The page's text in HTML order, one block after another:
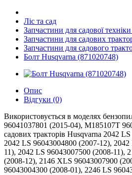
Ліс та сад
Запчастини для садової
Запчастини для садових
Запчастини для садового
Болт Husqvarna (871020748)
Опис
Відгуки (0)
Використовується в моделях бензопил McCulloch M185-107T 96041037801 (2015-04), M185107T 96051006600 (2012-11), садових тракторів Husqvarna 2042 LS 96043004200 (2008-01), 2042 LS 96043004800 (2007-12), 2042 LS 96043006200 (2008-11), 2042 LS 96043007500 (2008-11), 2146 XLS 96043006700 (2008-12), 2146 XLS 96043007900 (2008-12), 2246 LS 96043004300 (2008-01), 2246 LS 96043006300 (2008-11), 2246 LS 96043007600 (2008-12), 2346 XLS 96043004500 (2007-12), 2348 LS 96043004400 (2008-01), 2348 LS 96043004400 (2008-09), 2348 LS 96043004900 (2008-03), 2348 LS 96043006400 (2008-11), 2348 LS 96043007700 (2008-11), 2354 GXLS 96043006800 (2009-01), 2748 GLS 96043004600 (2008-01), 2748 GLS 96043005000 (2008-03), 2748 GLS 96043006500 (2008-12), 2748 GLS 96043007800 (2008-12), 2754 GLS 96043004700 (2011-09), 2754 GLS 96043006600 (2008-12), 2754 GLS 96043006600 (2009-04), CT126 96041007700 (2009-01), CT126 96041007701 (2010-01), CT126 96041008500 (2009-01), CT126 96041008501 (2010-01), CT126 96051000700 (2010-10), CT126 96051000701 (2010-11), CT126 96051000702 (2011-04), CT126 96051000703 (2011-07), CT126 96051000704 (2012-08), CT126 96051000705 (2013-05), CT126 96051000706 (2013-10), CT126 96051001300 (2010-11), CT126 96051001301 (2011-07), CT126 96051001302 (2012-08), CT126 96051001303 (2013-04), CT153 96051000100 (2010-11), CT153 96051000101 (2010-12), CT153 96051001500 (2011-03), CT153 96051001501 (2011-03), CT154 96051002500 (2011-12), CT154 96051002501 (2012-08), CT154 96051002600 (2012-01), CT154 96051002601 (2012-08), CT154 96051008500 (2013-10), CT154 96051010400 (2013-10), CTH126 96041007800 (2009-01), CTH126 96041008600 (2009-01), CTH126 96041014900 (2010-01), CTH126 96041015100 (2010-01), CTH126 96051000800 (2010-11), CTH126 96051000801 (2011-07), CTH126 96051000802 (2012-08), CTH126 96051000803 (2013-05), CTH126 96051001400 (2010-11), CTH126 96051001401 (2011-07), CTH126 96051001402 (2012-08), CTH126 96051001403 (2013-05), CTH163 T 96051000300 (2011-03), CTH163 T 96051001700 (2011-05), CTH164 T 96051003100 (2011-11), CTH164 T 96051003200 (2011-11), CTH164 T 96051007500 (2012-12), CTH164 T 96051009400 (2013-06), CTH164 T 96051010700 (2013-07), CTH164T 96051007400 (2012-11), CTH173 96051000200 (2011-01), CTH173 96051000201 (2011-01), CTH173 96051001600 (2011-01), CTH173 96051001601 (2011-01), CTH174 96051002700 (2011-12), CTH174 96051002701 (2012-05), CTH174 96051002801 (2012-06), CTH174 96051009200 (2013-10), CTH174 96051010500 (2013-10), CTH184 T 96051003300 (2012-01), CTH184 T 96051003400 (2012-01), CTH184 T 96051007600 (2012-11), CTH184 T 96051007700 (2012-11), CTH184 T 96051009500 (2013-06), CTH184 T 96051010800 (2013-06), CTH194 96051002900 (2011-12), CTH194 96051002901 (2012-02), CTH194 96051002902 (2012-07), CTH194 96051003000 (2012-01), CTH194 96051003001 (2012-05), CTH194 96051009300 (2013-10), CTH194 96051010600 (2013-10), CTH19530 96051005500 (2012-04), CTH19530 96051011900 (2013-05), CTH19530 96051011901 (2014-05), CTH204 T 96051005400 (2012-02), CTH2138 R 96051005600 (2012-02), CTH2138 R 96051005601 (2013-01), CTH2138 R 96051012000 (2013-05), CTH2138 R 96051012001 (2014-05), CTH224 T 96051003500 (2012-02), CTH224 T 96051003501 (2012-03), CTH224 T 96051003600 (2012-02), CTH224 T 96051007800 (2012-11), CTH224 T 96051007900 (2012-11), CTH224 T 96051010900 (2013-10), CTH224 T96051009600 (2013-10), CTH224 TFI 96051008300 (2013-10), CTH224 TFI 96051011000 (2013-10), CTH2642 TR 96051012101 (2014-05), CTH2642 TRE 96051005700 (2012-04), CTH2642TR 96051012100 (2013-05), GT48 DXLS CARB 96043023300 (2016-11), GT48 DXLS 96043023100 (2016-09), GT48 XLS 96043015800 (2012-10), GT48 XLS 96043016500 (2012-11), GT48 XLS 96043016600 (2012-12), GT48 XLSI 96043017700 (2013-11), GT52 XLS 96043015900 (2012-09), GT52 XLS 96043015901 (2013-08), GT52 XLS 96043015902 (2015-04), GT52 XLS 96043015903 (2015-09), GT52 XLS 96043016000 (2012-11), GT52 XLS 96043016001 (2013-09), GT52 XLS 96043016002 (2016-05), GT52 XLS 96043020600 (2014-10), GT52 XLS 96043020601 (2015-09), GT52 XLS 96043020700 (2014-10), GT52 XLS 96043020701 (2015-09), GT52 XLSI 96043017800 (2013-11), GT52 XLSI 96043017801 (2015-09), GT52 XLSI 96048006600 (2013-11), GT54 CS 502140 (2015-12), GT54 CS 96043022500 (2015-12), GT54 LS 96043015700 (2012-10), GT54 LS 96043017900 (2013-11), GTH2448 T 917, GTH2448 T 917279260/960430009 (2006-02), GTH2448 T 96043000900 (2005-12), GTH2448 T 96043000900/960430009 (2006-06), GTH2448 T 96043000901/960430009 (2006-06), GTH2454 T 96043002300 (2006-03), GTH2454 T 96043002300/960430023 (2006-06), GTH24K54 96043014900 (2012-08), GTH24K54 96043014901 (2013-08), GTH24V52 LS 96043013500 (2011-08), GTH24V52 LS 96043013600 (2011-08), GTH24V52 LS 96048003600 (2012-02), GTH24V52 LS 96048003601 (2012-08), GTH24V54 96048006300 (2013-11), GTH260 TWIN 96041004400 960410044 (2007-02), GTH260 TWIN 96041004500 (2007-02), GTH260 TWIN 96041004500 960410045 (2007-02), GTH260 TWIN 96041004501 (2007-10), GTH260 TWIN 96041004502 (2008-09), GTH260 TWIN 96041004503 (2010-01), GTH260 TWIN 96041004504 (2010-03), GTH260 TWIN 96041006800 (2008-01), GTH260 XP 96041000100 (2006-01), GTH260 XP 96041000200 (2006-01), GTH263T 96041019700 (2010-10), GTH263T 96041022600 (2011-04), GTH2648 96043003000/960430030 (2006-12), GTH2648 96043003001 (2008-01), GTH2648 96043003002 (2008-02), GTH264T 96041025000 (2012-01), GTH264T 96041025001 (2012-03), GTH264T 96041025100 (2012-01), GTH264T 96041031000 (2012-10), GTH264T 96041031100 (2012-10), GTH264T 96041033300 (2013-10), GTH264T 96041034600 (2013-10), GTH2654 T 96043001000 (2006-01), GTH2654 T 96043001000/960430010 (2006-03), GTH2654 T 96043001001 (2006-03), GTH2654 T 96043001002 (2006-03), GTH2654 T 96043001002/960430010 (2006-03), GTH26K54 T 96043001100 (2006-03), GTH26K54 T 96043001100/960430011 (2006-03), GTH26K54 T 96043001101 (2006-03), GTH26K54 T 96043001101/960430011 (2006-03), GTH26K54 96043003100/960430031 (2006-11), GTH26V48 LS 96043009000 (2009-12), GTH26V52 LS 96043011800 (2010-11), GTH26V52 LS